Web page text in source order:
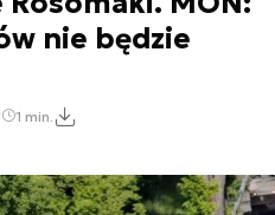
nie będzie
1 min.